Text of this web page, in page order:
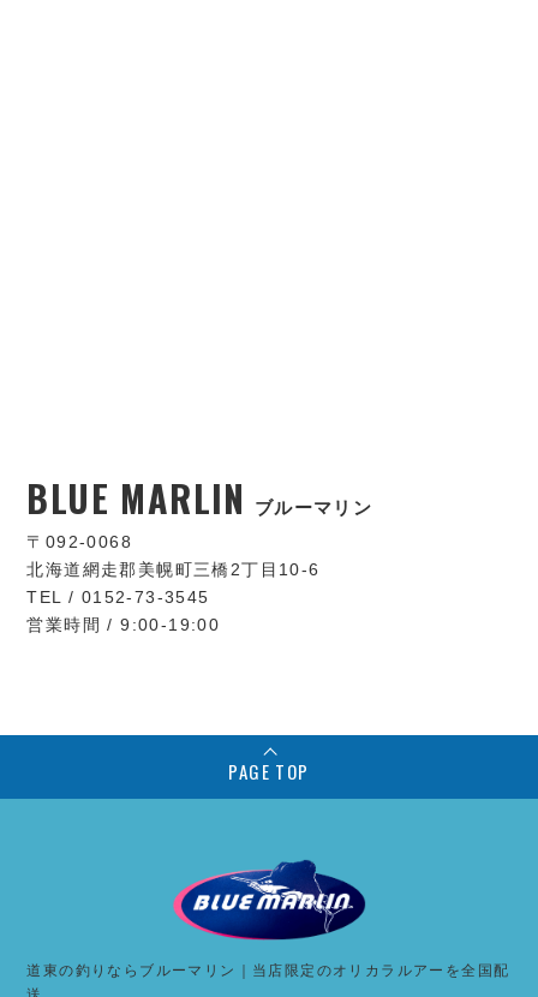
BLUE MARLIN ブルーマリン
〒092-0068
北海道網走郡美幌町三橋2丁目10-6
TEL / 0152-73-3545
営業時間 / 9:00-19:00
PAGE TOP
道東の釣りならブルーマリン｜当店限定のオリカラルアーを全国配